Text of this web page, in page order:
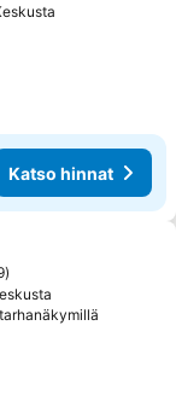
Katso hinnat